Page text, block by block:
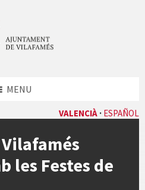
VALENCIÀ ESPAÑOL
MENU
les Festes de